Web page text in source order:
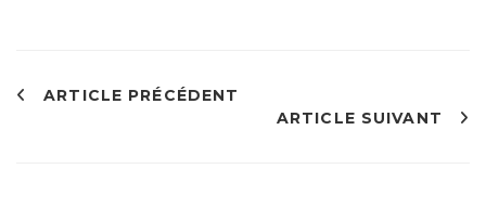
ARTICLE PRÉCÉDENT
ARTICLE SUIVANT